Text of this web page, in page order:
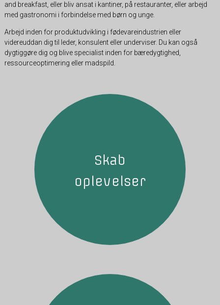
and breakfast, eller bliv ansat i kantiner, på restauranter, eller arbejd
med gastronomi i forbindelse med børn og unge.
Arbejd inden for produktudvikling i fødevareindustrien eller
videreuddan dig til leder, konsulent eller underviser. Du kan også
dygtiggøre dig og blive specialist inden for bæredygtighed,
ressourceoptimering eller madspild.
Skab
oplevelser